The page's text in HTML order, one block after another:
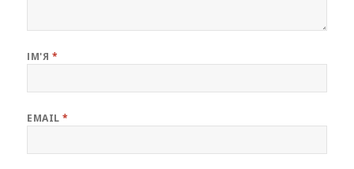
ІМ'Я *
EMAIL*